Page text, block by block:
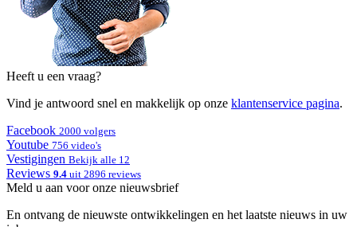
Heeft u een vraag?
Vind je antwoord snel en makkelijk op onze klantenservice pagina.
Facebook 2000 volgers
Youtube 756 video's
Vestigingen Bekijk alle 12
Reviews 9.4 uit 2896 reviews
Meld u aan voor onze nieuwsbrief
En ontvang de nieuwste ontwikkelingen en het laatste nieuws in uw